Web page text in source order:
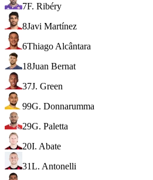
7F. Ribéry
8Javi Martínez
6Thiago Alcântara
18Juan Bernat
37J. Green
99G. Donnarumma
29G. Paletta
20I. Abate
31L. Antonelli